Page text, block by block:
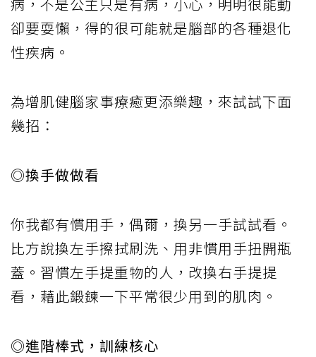
卻要耍懶，得的很可能就是腦部的各種退化
性疾病。
為增肌健腦家事療癒更添樂趣，來試試下面
幾招：
◎換手做做看
你我都有慣用手，偶爾，換另一手試試看。
比方說換左手擦拭刷洗、用非慣用手扭開瓶
蓋。習慣左手提重物的人，改換右手提提
看，藉此鍛鍊一下平常很少用到的肌肉。
◎進階棒式，訓練核心